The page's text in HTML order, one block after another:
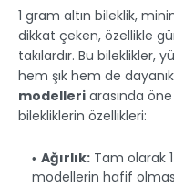
1 gram altın bileklik,
dikkat çeken, özellikle
takılardır. Bu bileklikler,
hem şık hem de
modelleri arasında
bilekliklerin özellikleri:
Ağırlık: Tam olarak
modellerin hafif